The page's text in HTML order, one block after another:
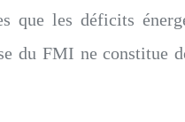
que les déficits
du FMI ne constitue